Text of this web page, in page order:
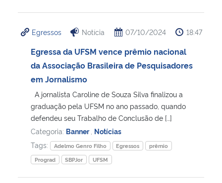
Egressos Notícia 07/10/2024 18:47
Egressa da UFSM vence prêmio nacional
da Associação Brasileira de Pesquisadores
em Jornalismo
A jornalista Caroline de Souza Silva finalizou a
graduação pela UFSM no ano passado, quando
defendeu seu Trabalho de Conclusão de […]
Categoria: Banner Notícias
Tags:
Adelmo Genro Filho Egressos
prêmio
Prograd
SBPJor UFSM